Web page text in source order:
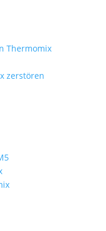
Thermomix
zerstören